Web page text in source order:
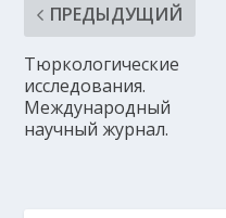
ПРЕДЫДУЩИЙ
Тюркологические
исследования.
Международный
научный журнал.